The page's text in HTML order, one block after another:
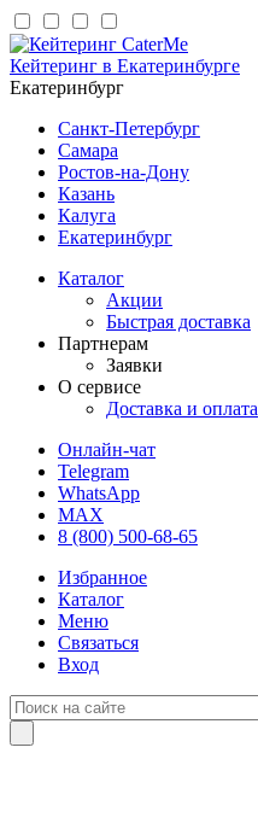
Кейтеринг в Екатеринбурге
Екатеринбург
Санкт-Петербург
Самара
Ростов-на-Дону
Казань
Калуга
Екатеринбург
Каталог
Акции
Быстрая доставка
Партнерам
Заявки
О сервисе
Доставка и оплата
Онлайн-чат
Telegram
WhatsApp
MAX
8 (800) 500-68-65
Избранное
Каталог
Меню
Связаться
Вход